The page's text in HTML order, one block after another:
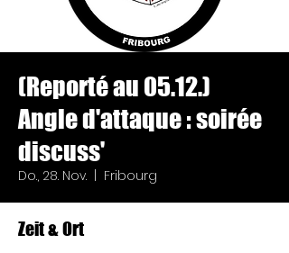
(Reporté au 05.12.)
Angle d'attaque : soirée
discuss'
Do., 28. Nov. Fribourg
Zeit & Ort